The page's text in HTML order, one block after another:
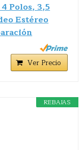
Polos, 3,5
Estéreo
Ver Precio
REBAJAS